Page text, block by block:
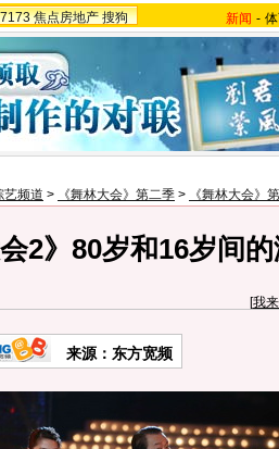
焦点房地产 搜狗 新闻 -
艺频道 > 《舞林大会》第二季 > 《舞林大会》
2》80岁和16岁间
[我
来源：东方宽频